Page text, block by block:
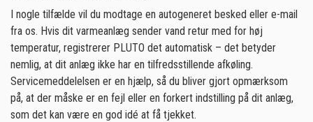
I nogle tilfælde vil du modtage en autogeneret besked eller e-mail
fra os. Hvis dit varmeanlæg sender vand retur med for høj
temperatur, registrerer PLUTO det automatisk – det betyder
nemlig, at dit anlæg ikke har en tilfredsstillende afkøling.
Servicemeddelelsen er en hjælp, så du bliver gjort opmærksom
på, at der måske er en fejl eller en forkert indstilling på dit anlæg,
som det kan være en god idé at få tjekket.